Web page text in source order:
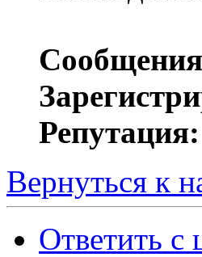
Репутация:
Вернуться к
Ответить с